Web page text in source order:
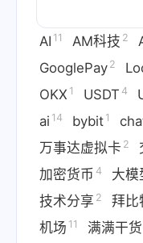
AI 11 AM科技 2
GooglePay 2
OKX 1 USDT 4
ai 14 bybit 1
万事达虚拟卡 2
加密货币 4 大模
技术分享 2 拜比
机场 11 满满干货